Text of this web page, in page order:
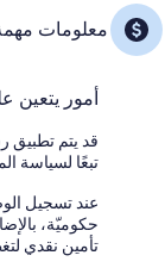
معلومات
أمور يتعين
قد يتم
تبعًا لسياسة
عند تسجيل
حكوميّة،
تأمين نقدي